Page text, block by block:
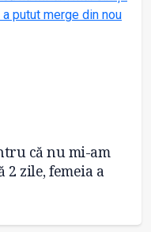
că nu mi-am
2 zile, femeia a